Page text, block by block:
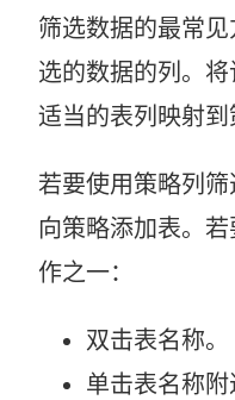
筛选数据的最常
选的数据的列。
适当的表列映射到
若要使用策略列
向策略添加表。
作之一：
双击表名称。
单击表名称